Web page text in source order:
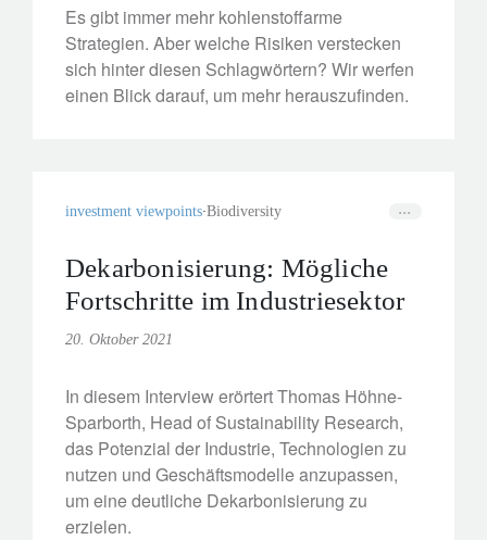
Es gibt immer mehr kohlenstoffarme
Strategien. Aber welche Risiken verstecken
sich hinter diesen Schlagwörtern? Wir werfen
einen Blick darauf, um mehr herauszufinden.
investment viewpoints Biodiversity
Dekarbonisierung: Mögliche
Fortschritte im Industriesektor
20. Oktober 2021
In diesem Interview erörtert Thomas Höhne-
Sparborth, Head of Sustainability Research,
das Potenzial der Industrie, Technologien zu
nutzen und Geschäftsmodelle anzupassen,
um eine deutliche Dekarbonisierung zu
erzielen.